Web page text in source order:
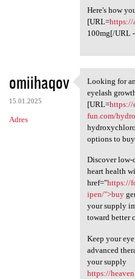
Here's how
[URL=https://
100mg[/URL -
omiihaqov
15.01.2025
Adres
Looking for
Looking for
eyelash
[URL=https://
fun.com/
options to buy
Discover low-
heart health
href="https://
ipen/">buy
your supply
toward better
Keep your
advanced
your supply
https://